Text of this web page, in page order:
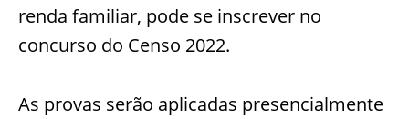
renda familiar, pode se inscrever no
concurso do Censo 2022.
As provas serão aplicadas presencialmente